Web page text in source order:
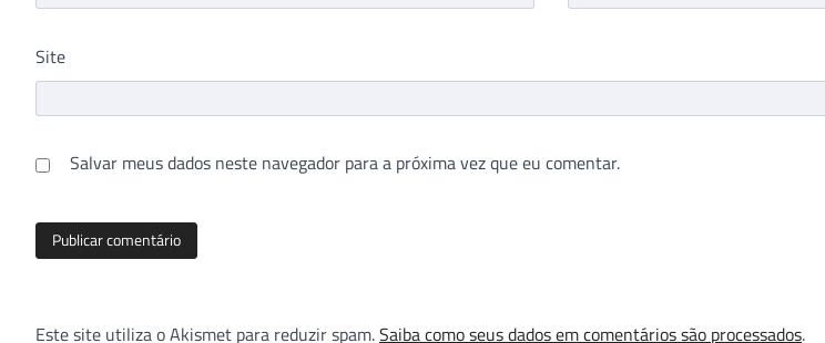
Site
Salvar meus dados neste navegador para a próxima vez que eu comentar.
Este site utiliza o Akismet para reduzir spam.Saiba como seus dados em comentários são processados.